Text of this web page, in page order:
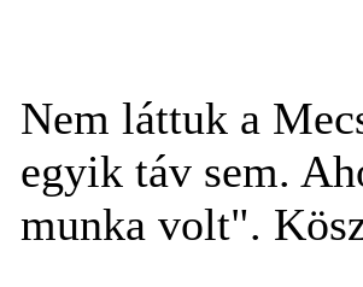
Nem láttuk a
egyik táv sem.
munka volt".